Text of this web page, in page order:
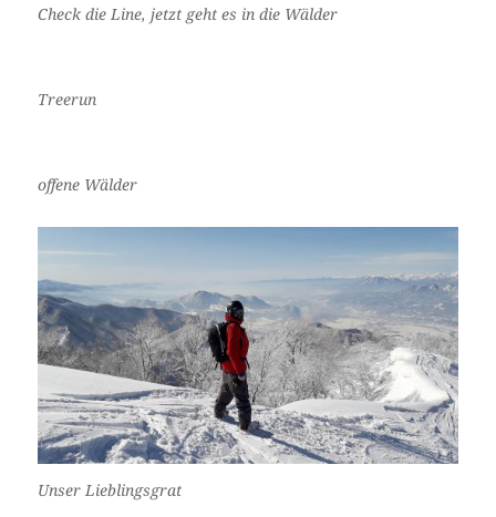
Check die Line, jetzt geht es in die Wälder
Treerun
offene Wälder
Unser Lieblingsgrat